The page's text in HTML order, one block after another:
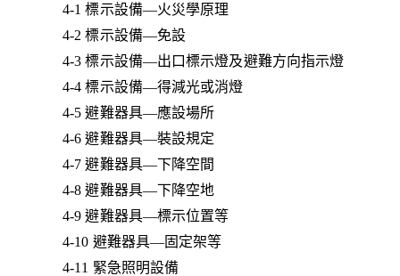
4-1 標示設備—火災學原理
4-2 標示設備—免設
4-3 標示設備—出口標示燈及避難方向指示燈
4-4 標示設備—得減光或消燈
4-5 避難器具—應設場所
4-6 避難器具—裝設規定
4-7 避難器具—下降空間
4-8 避難器具—下降空地
4-9 避難器具—標示位置等
4-10 避難器具—固定架等
4-11 緊急照明設備